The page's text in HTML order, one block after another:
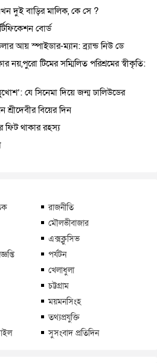
দুই বাড়ির মালিক, কে সে ?
বোর্ড
আয় স্পাইডার-ম্যান: ব্র্যান্ড নিউ ডে
টিমের সম্মিলিত পরিশ্রমের স্বীকৃতি:
যে সিনেমা দিয়ে জন্ম ঢালিউডের
বিয়ের দিন
ফিট থাকার রহস্য
রাজনীতি
মৌলভীবাজার
এক্সক্লুসিভ
পর্যটন
খেলাধুলা
চট্টগ্রাম
ময়মনসিংহ
তথ্যপ্রযুক্তি
সুসংবাদ প্রতিদিন